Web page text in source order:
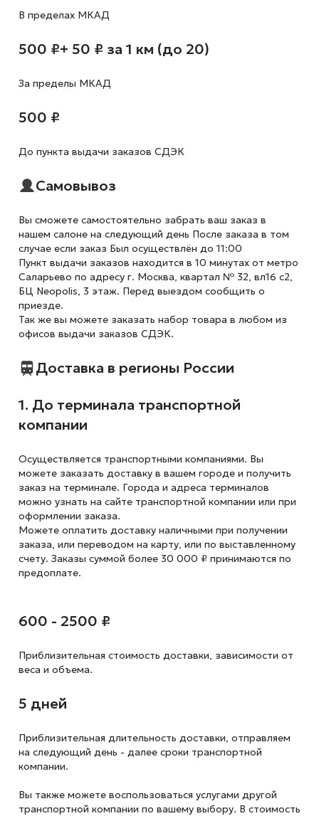
В пределах МКАД
500 ₽+ 50 ₽ за 1 км (до 20)
За пределы МКАД
500 ₽
До пункта выдачи заказов СДЭК
Самовывоз
Вы сможете самостоятельно забрать ваш заказ в
нашем салоне на следующий день После заказа в том
случае если заказ Был осуществлён до 11:00
Пункт выдачи заказов находится в 10 минутах от метро
Саларьево по адресу г. Москва, квартал № 32, вл16 с2,
БЦ Neopolis, 3 этаж. Перед выездом сообщить о
приезде.
Так же вы можете заказать набор товара в любом из
офисов выдачи заказов СДЭК.
Доставка в регионы России
1. До терминала транспортной
компании
Осуществляется транспортными компаниями. Вы
можете заказать доставку в вашем городе и получить
заказ на терминале. Города и адреса терминалов
можно узнать на сайте транспортной компании или при
оформлении заказа.
Можете оплатить доставку наличными при получении
заказа, или переводом на карту, или по выставленному
счету. Заказы суммой более 30 000 ₽ принимаются по
предоплате.
600 - 2500 ₽
Приблизительная стоимость доставки, зависимости от
веса и объема.
5 дней
Приблизительная длительность доставки, отправляем
на следующий день - далее сроки транспортной
компании.
Вы также можете воспользоваться услугами другой
транспортной компании по вашему выбору. В стоимость